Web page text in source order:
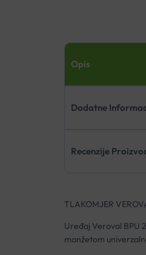
Opis
Dodatne
Recenzije
TLAKOMJER
Uređaj Veroval BPU
manžetom